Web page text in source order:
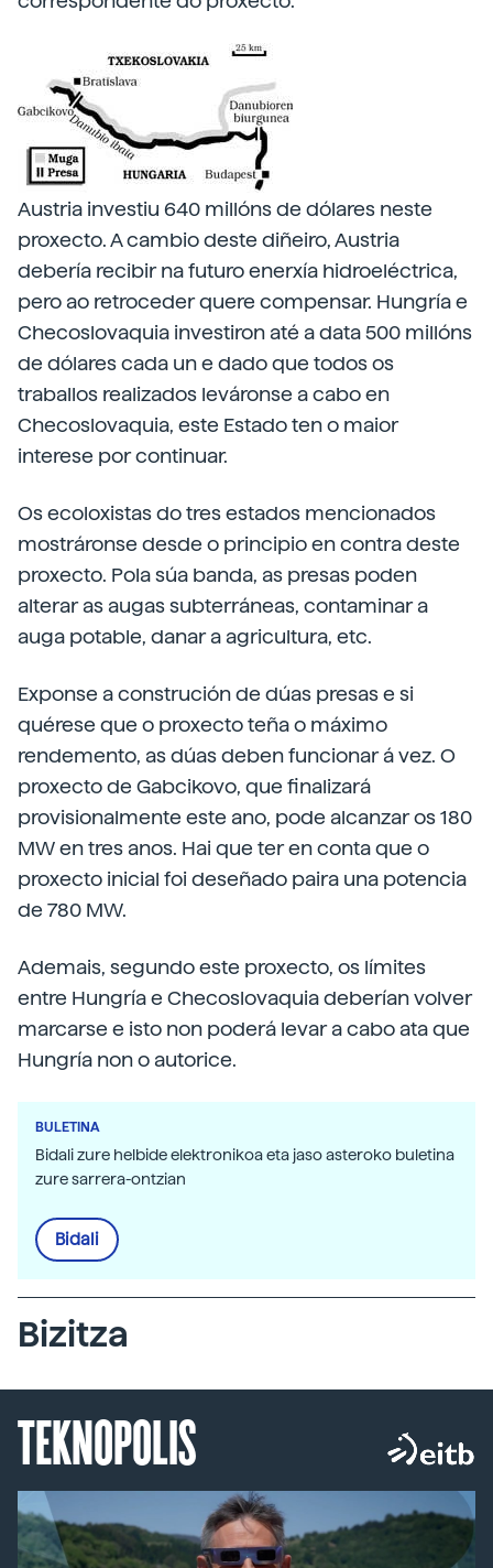
Austria investiu 640 millóns de dólares neste
proxecto. A cambio deste diñeiro, Austria
debería recibir na futuro enerxía hidroeléctrica,
pero ao retroceder quere compensar. Hungría e
Checoslovaquia investiron até a data 500 millóns
de dólares cada un e dado que todos os
traballos realizados leváronse a cabo en
Checoslovaquia, este Estado ten o maior
interese por continuar.
Os ecoloxistas do tres estados mencionados
mostráronse desde o principio en contra deste
proxecto. Pola súa banda, as presas poden
alterar as augas subterráneas, contaminar a
auga potable, danar a agricultura, etc.
Exponse a construción de dúas presas e si
quérese que o proxecto teña o máximo
rendemento, as dúas deben funcionar á vez. O
proxecto de Gabcikovo, que finalizará
provisionalmente este ano, pode alcanzar os 180
MW en tres anos. Hai que ter en conta que o
proxecto inicial foi deseñado paira una potencia
de 780 MW.
Ademais, segundo este proxecto, os límites
entre Hungría e Checoslovaquia deberían volver
marcarse e isto non poderá levar a cabo ata que
Hungría non o autorice.
BULETINA
Bidali zure helbide elektronikoa eta jaso asteroko buletina
zure sarrera-ontzian
Bidali
Bizitza
TEKNOPOLIS